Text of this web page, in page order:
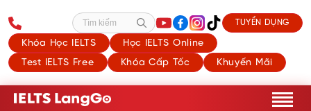
Khóa Học IELTS
Học IELTS Online
Test IELTS Free
Khóa Cấp Tốc Khuyến Mãi
Tìm kiếm TUYỂN DỤNG